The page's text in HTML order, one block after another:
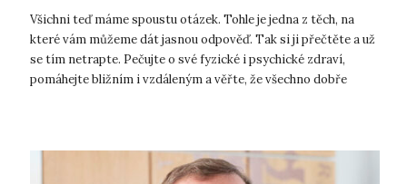
Všichni teď máme spoustu otázek. Tohle je jedna z těch, na
které vám můžeme dát jasnou odpověď. Tak si ji přečtěte a už
se tím netrapte. Pečujte o své fyzické i psychické zdraví,
pomáhejte bližním i vzdáleným a věřte, že všechno dobře